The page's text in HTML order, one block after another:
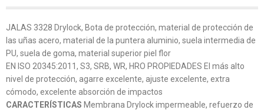
JALAS 3328 Drylock, Bota de protección, material de protección de
las uñas acero, material de la puntera aluminio, suela intermedia de
PU, suela de goma, material superior piel flor
EN ISO 20345:2011, S3, SRB, WR, HRO PROPIEDADES El más alto
nivel de protección, agarre excelente, ajuste excelente, extra
cómodo, excelente absorción de impactos
CARACTERÍSTICAS Membrana Drylock impermeable, refuerzo de